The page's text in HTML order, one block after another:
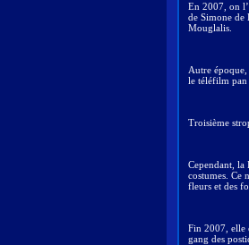
En 2007, on
de Simone de
Mouglalis.
Autre époque,
le téléfilm
Troisième
Cependant, la
costumes. Ce
fleurs et des
Fin 2007, elle
gang des